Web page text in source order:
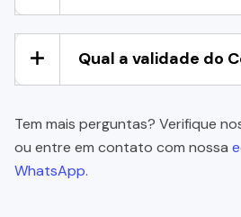
Qual a validade do
Tem mais perguntas? Verifique
ou entre em contato com nossa
WhatsApp.